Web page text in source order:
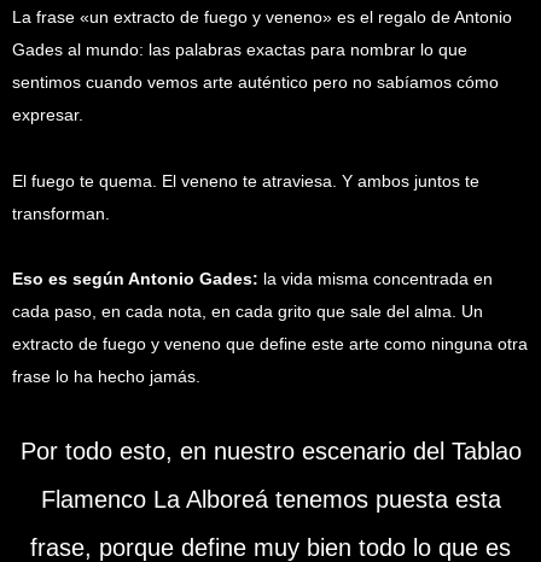
La frase «un extracto de fuego y veneno» es el regalo de Antonio
Gades al mundo: las palabras exactas para nombrar lo que
sentimos cuando vemos arte auténtico pero no sabíamos cómo
expresar.
El fuego te quema. El veneno te atraviesa. Y ambos juntos te
transforman.
Eso es según Antonio Gades: la vida misma concentrada en
cada paso, en cada nota, en cada grito que sale del alma. Un
extracto de fuego y veneno que define este arte como ninguna otra
frase lo ha hecho jamás.
Por todo esto, en nuestro escenario del Tablao
Flamenco La Alboreá tenemos puesta esta
frase, porque define muy bien todo lo que es